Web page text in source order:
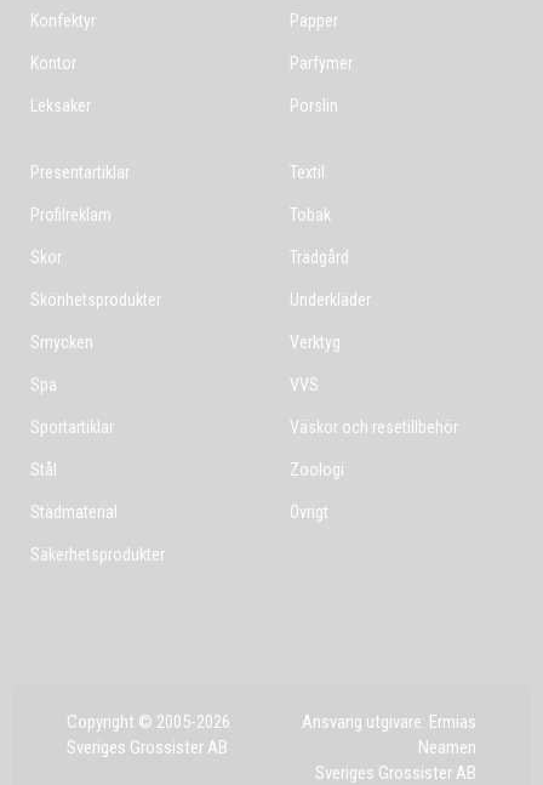
Konfektyr
Kontor
Leksaker
Papper
Parfymer
Porslin
Presentartiklar
Profilreklam
Skor
Skönhetsprodukter
Smycken
Spa
Sportartiklar
Stål
Städmaterial
Säkerhetsprodukter
Textil
Tobak
Trädgård
Underkläder
Verktyg
VVS
Väskor och resetillbehör
Zoologi
Övrigt
Copyright © 2005-2026
Sveriges Grossister AB
Ansvarig utgivare: Ermias
Neamen
Sveriges Grossister AB